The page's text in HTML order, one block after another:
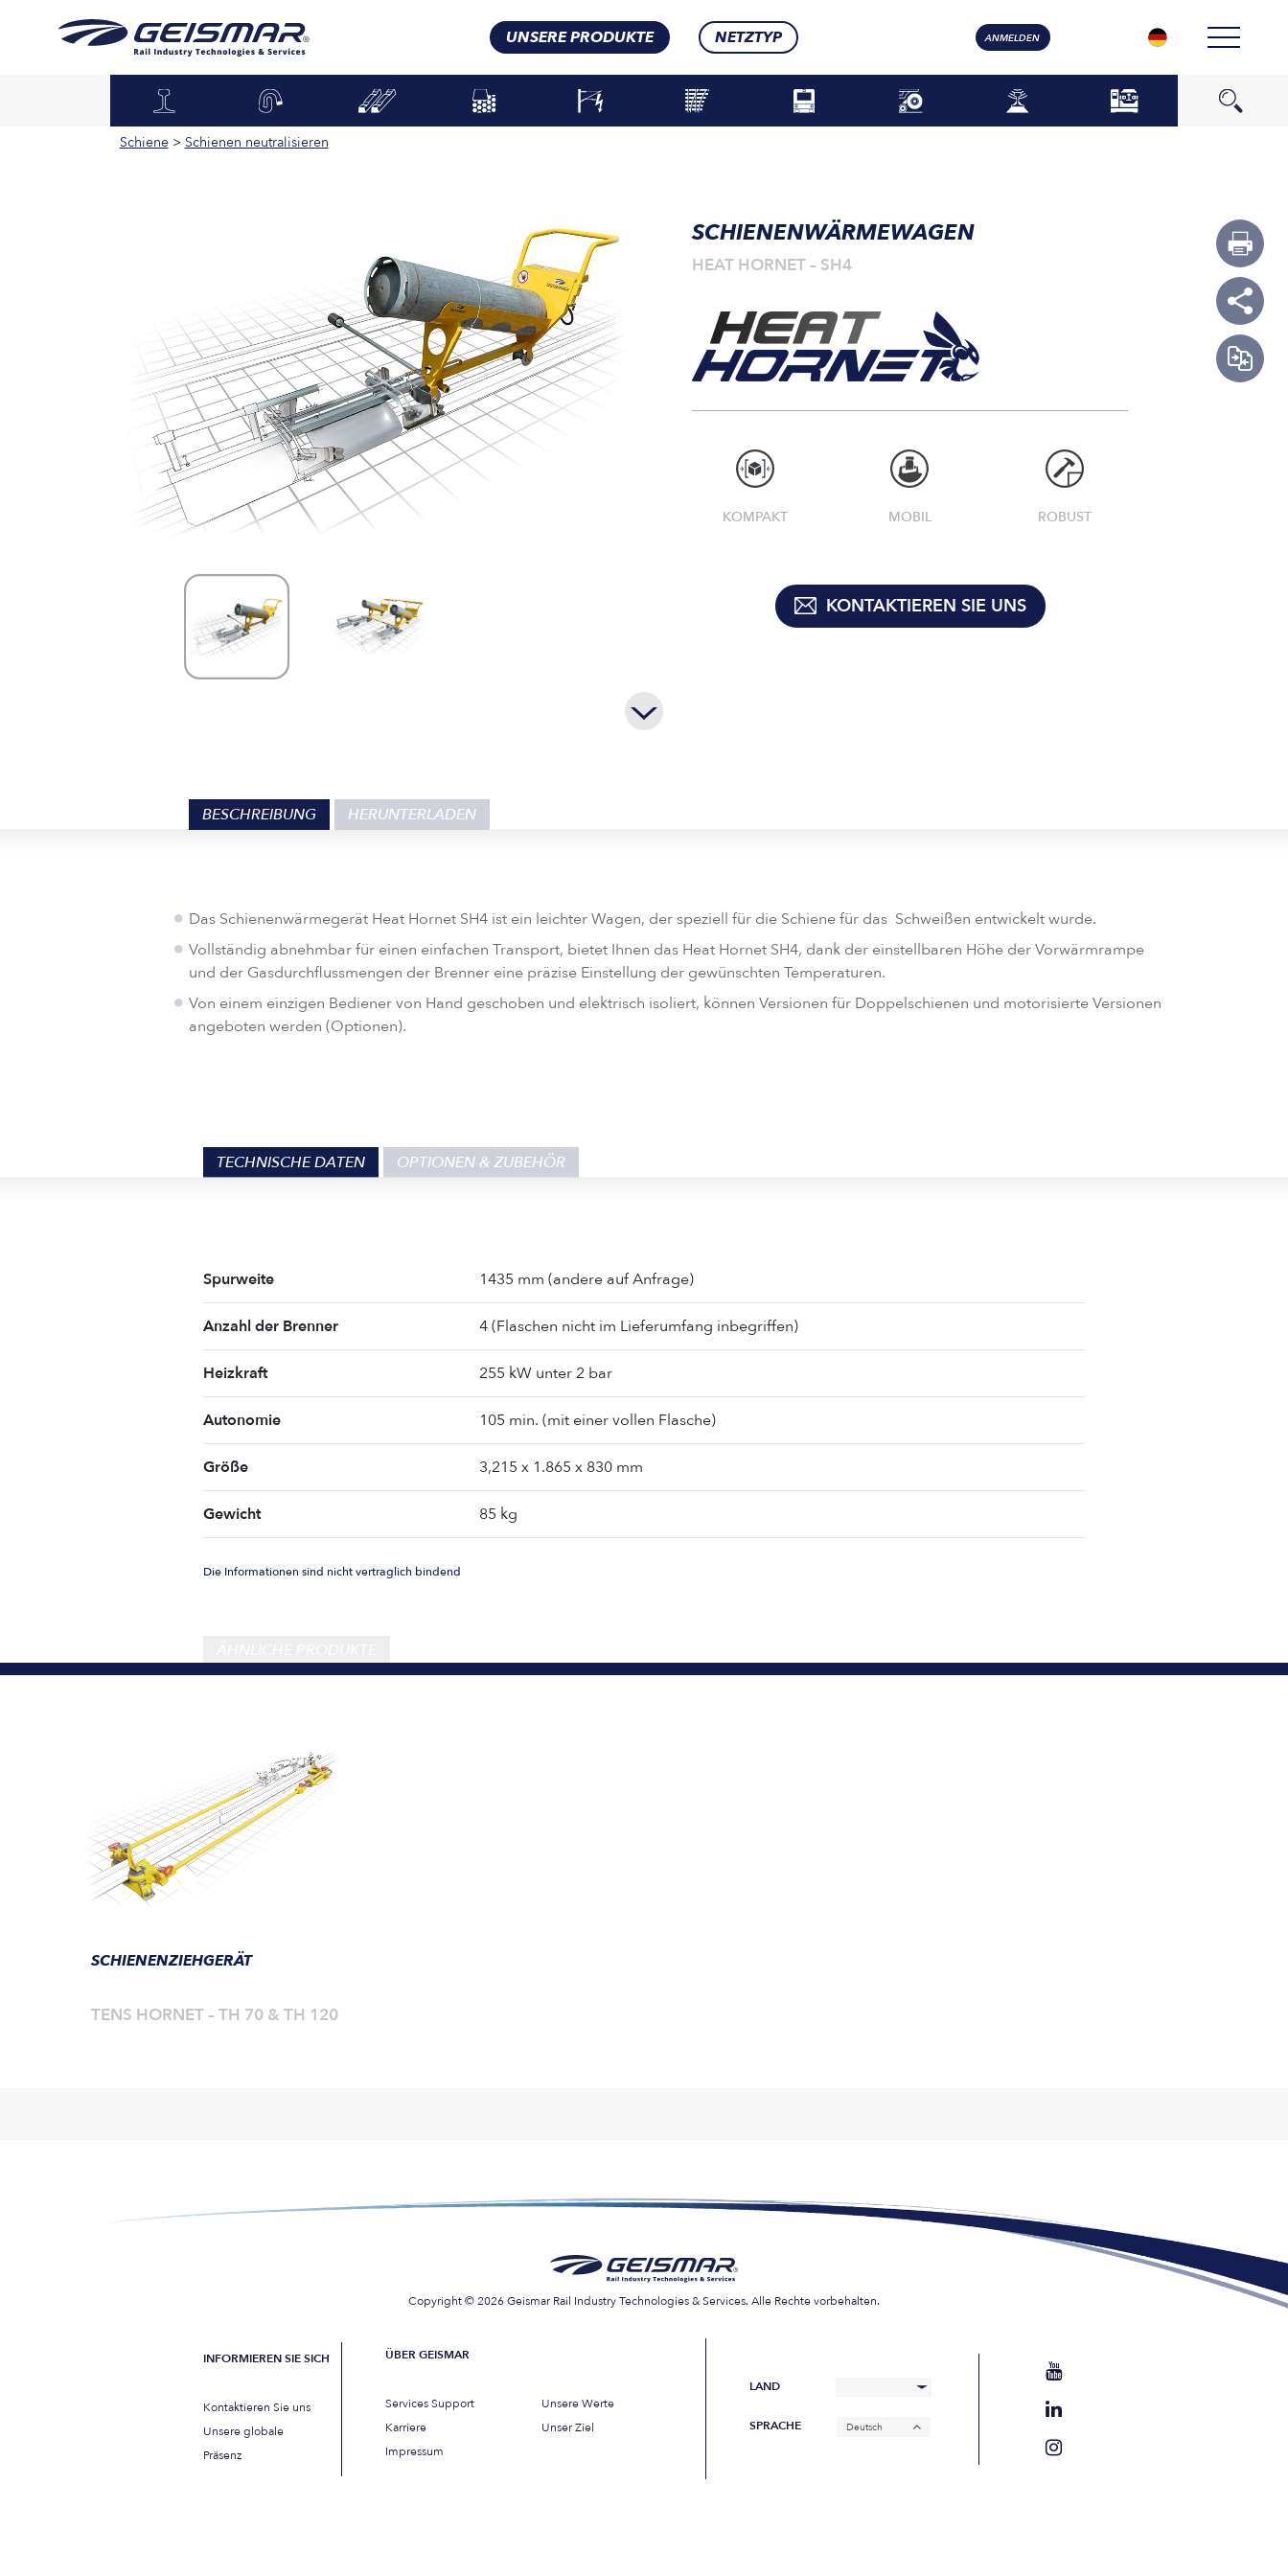
UNSERE PRODUKTE NETZTYP ANMELDEN
Schiene> Schienen neutralisieren
SCHIENENWÄRMEWAGEN
HEAT HORNET – SH4
KOMPAKT MOBIL ROBUST
KONTAKTIEREN SIE UNS
BESCHREIBUNG HERUNTERLADEN
Das Schienenwärmegerät Heat Hornet SH4 ist ein leichter Wagen, der speziell für die Schiene für das Schweißen entwickelt wurde.
Vollständig abnehmbar für einen einfachen Transport, bietet Ihnen das Heat Hornet SH4, dank der einstellbaren Höhe der Vorwärmrampe
und der Gasdurchflussmengen der Brenner eine präzise Einstellung der gewünschten Temperaturen.
Von einem einzigen Bediener von Hand geschoben und elektrisch isoliert, können Versionen für Doppelschienen und motorisierte Versionen
angeboten werden (Optionen).
TECHNISCHE DATEN OPTIONEN & ZUBEHÖR
Spurweite 1435 mm (andere auf Anfrage)
Anzahl der Brenner 4 (Flaschen nicht im Lieferumfang inbegriffen)
Heizkraft 255 kW unter 2 bar
Autonomie 105 min. (mit einer vollen Flasche)
Größe 3,215 x 1.865 x 830 mm
Gewicht 85 kg
Die Informationen sind nicht vertraglich bindend
SCHIENENZIEHGERÄT
TENS HORNET – TH 70 & TH 120
Copyright © 2026 Geismar Rail Industry Technologies & Services. Alle Rechte vorbehalten.
INFORMIEREN SIE SICH
Kontaktieren Sie uns
Unsere globale
Präsenz
ÜBER GEISMAR
Services Support
Unsere Werte
Karriere
Unser Ziel
Impressum
LAND
SPRACHE Deutsch